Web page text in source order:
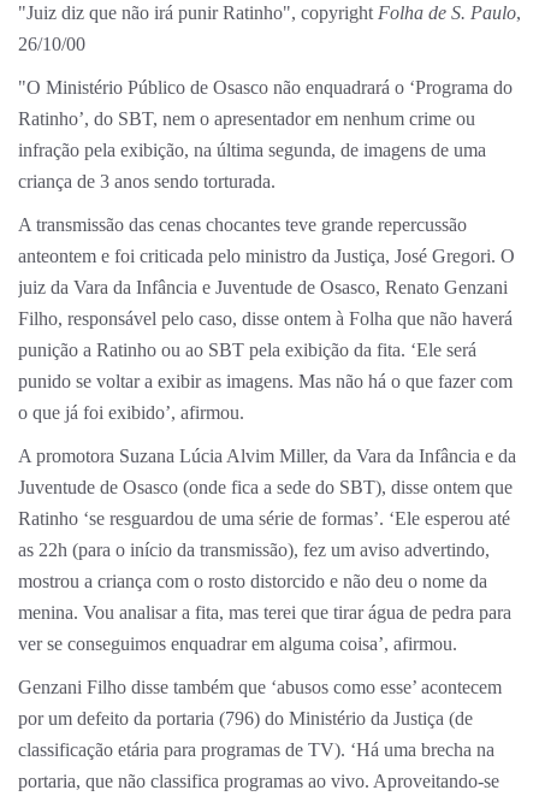
"Juiz diz que não irá punir Ratinho", copyright Folha de S. Paulo,
26/10/00
"O Ministério Público de Osasco não enquadrará o ‘Programa do
Ratinho’, do SBT, nem o apresentador em nenhum crime ou
infração pela exibição, na última segunda, de imagens de uma
criança de 3 anos sendo torturada.
A transmissão das cenas chocantes teve grande repercussão
anteontem e foi criticada pelo ministro da Justiça, José Gregori. O
juiz da Vara da Infância e Juventude de Osasco, Renato Genzani
Filho, responsável pelo caso, disse ontem à Folha que não haverá
punição a Ratinho ou ao SBT pela exibição da fita. ‘Ele será
punido se voltar a exibir as imagens. Mas não há o que fazer com
o que já foi exibido’, afirmou.
A promotora Suzana Lúcia Alvim Miller, da Vara da Infância e da
Juventude de Osasco (onde fica a sede do SBT), disse ontem que
Ratinho ‘se resguardou de uma série de formas’. ‘Ele esperou até
as 22h (para o início da transmissão), fez um aviso advertindo,
mostrou a criança com o rosto distorcido e não deu o nome da
menina. Vou analisar a fita, mas terei que tirar água de pedra para
ver se conseguimos enquadrar em alguma coisa’, afirmou.
Genzani Filho disse também que ‘abusos como esse’ acontecem
por um defeito da portaria (796) do Ministério da Justiça (de
classificação etária para programas de TV). ‘Há uma brecha na
portaria, que não classifica programas ao vivo. Aproveitando-se